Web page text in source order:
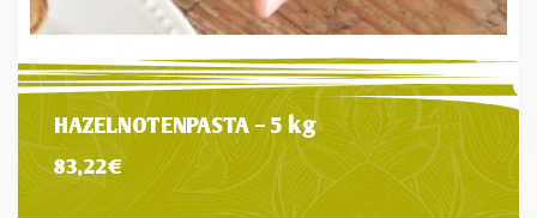
HAZELNOTENPASTA – 5 kg
83,22€